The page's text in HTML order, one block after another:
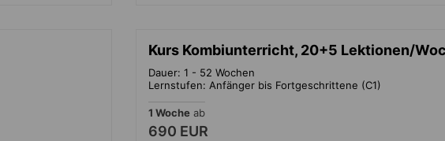
Kurs Kombiunterricht, 20+5 Lektionen/
Dauer: 1 - 52 Wochen
Lernstufen: Anfänger bis Fortgeschrittene (C1)
1 Woche ab
690 EUR